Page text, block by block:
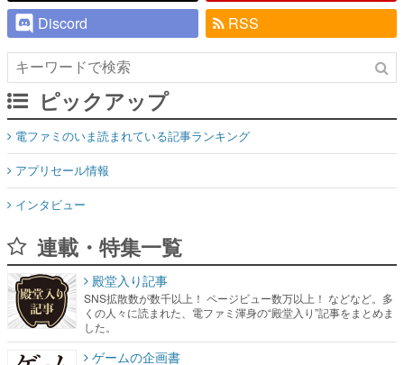
Discord
RSS
ピックアップ
電ファミのいま読まれている記事ランキング
アプリセール情報
インタビュー
連載・特集一覧
殿堂入り記事
SNS拡散数が数千以上！ ページビュー数万以上！ などなど。多
くの人々に読まれた、電ファミ渾身の“殿堂入り”記事をまとめま
した。
ゲームの企画書